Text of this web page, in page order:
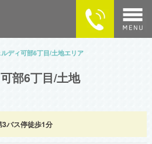
ディ可部6丁目/土地エリア
部6丁目/土地
3バス停徒歩1分
home
物件検索
で探す
ェルディの住まい